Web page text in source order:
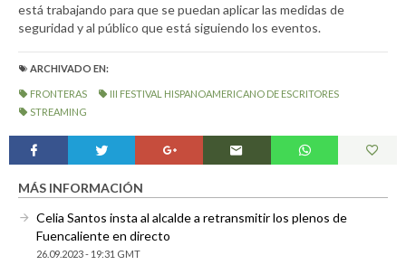
está trabajando para que se puedan aplicar las medidas de
seguridad y al público que está siguiendo los eventos.
ARCHIVADO EN:
FRONTERAS
III FESTIVAL HISPANOAMERICANO DE ESCRITORES
STREAMING
MÁS INFORMACIÓN
Celia Santos insta al alcalde a retransmitir los plenos de
Fuencaliente en directo
26.09.2023 - 19:31 GMT